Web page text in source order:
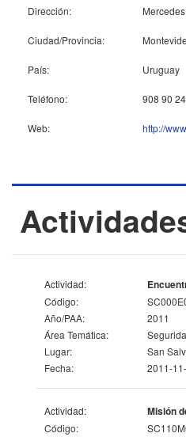
Dirección:
Ciudad/Provincia:
País: Uruguay
Teléfono: 908 90 24
Web: http://
Actividad:
Código:
Año/PAA:
2011
Área Temática:
Lugar:
San
Fecha:
2011-
Actividad: Misión
Código: